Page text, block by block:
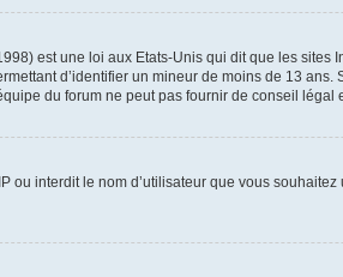
est une loi aux Etats-Unis qui dit que les sites
d’identifier un mineur de moins de 13
du forum ne peut pas fournir de conseil
ou interdit le nom d’utilisateur que vous